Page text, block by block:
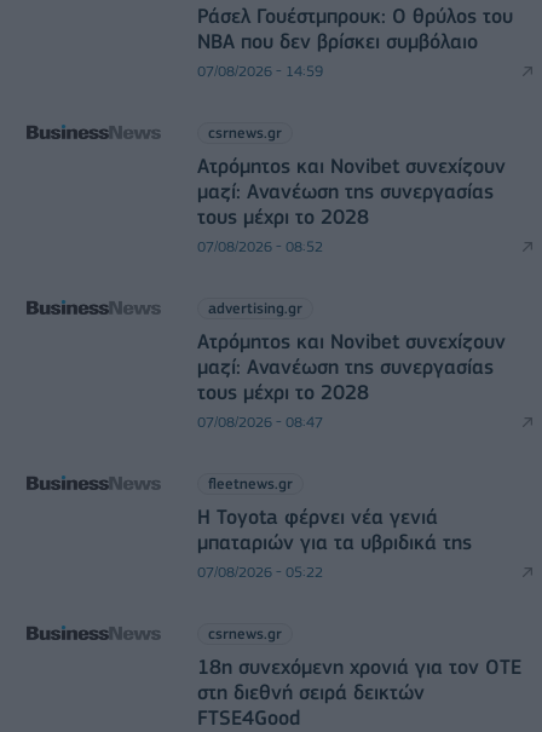
Ράσελ Γουέστμπρουκ: Ο θρύλος του
NBA που δεν βρίσκει συμβόλαιο
07/08/2026 - 14:59
csrnews.gr
Ατρόμητος και Novibet συνεχίζουν
μαζί: Ανανέωση της συνεργασίας
τους μέχρι το 2028
07/08/2026 - 08:52
advertising.gr
Ατρόμητος και Novibet συνεχίζουν
μαζί: Ανανέωση της συνεργασίας
τους μέχρι το 2028
07/08/2026 - 08:47
fleetnews.gr
Η Toyota φέρνει νέα γενιά
μπαταριών για τα υβριδικά της
07/08/2026 - 05:22
csrnews.gr
18η συνεχόμενη χρονιά για τον ΟΤΕ
στη διεθνή σειρά δεικτών
FTSE4Good